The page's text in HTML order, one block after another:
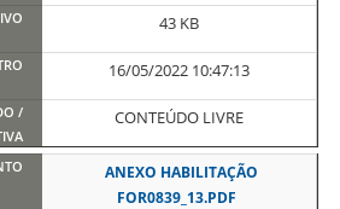
43 KB
16/05/2022 10:47:13
CONTEÚDO LIVRE
ANEXO HABILITAÇÃO
FOR0839_13.PDF